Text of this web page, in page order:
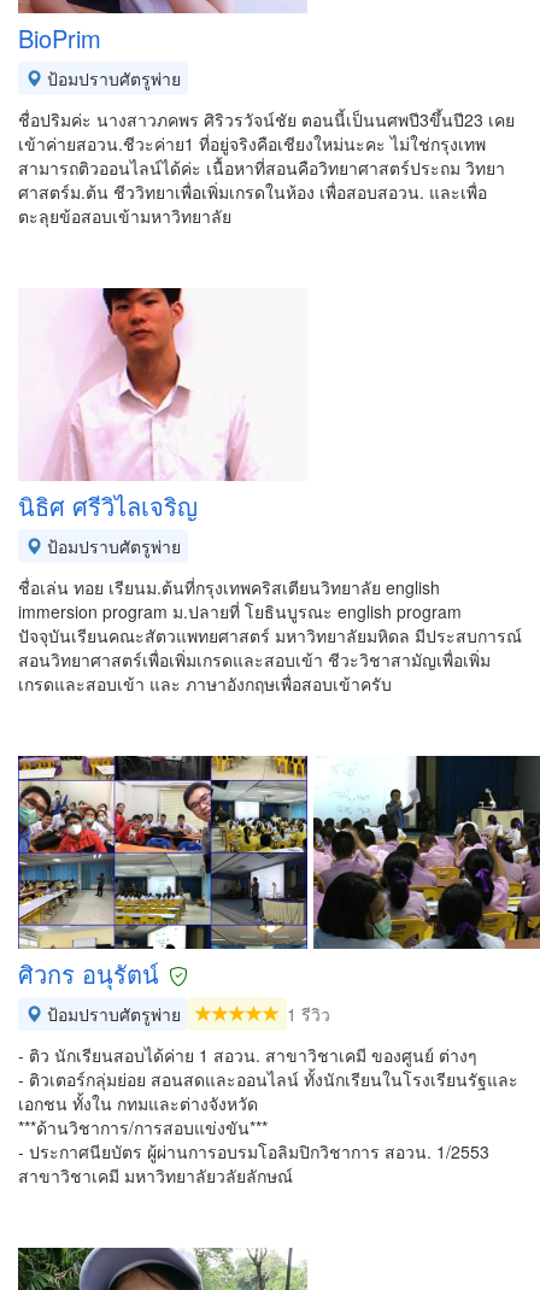
BioPrim
ป้อมปราบศัตรูพ่าย
ชื่อปริมค่ะ นางสาวภคพร ศิริวรวัจน์ชัย ตอนนี้เป็นนศพปี3ขึ้นปี23 เคย
เข้าค่ายสอวน.ชีวะค่าย1 ที่อยู่จริงคือเชียงใหม่นะคะ ไม่ใช่กรุงเทพ
สามารถติวออนไลน์ได้ค่ะ เนื้อหาที่สอนคือวิทยาศาสตร์ประถม วิทยา
ศาสตร์ม.ต้น ชีววิทยาเพื่อเพิ่มเกรดในห้อง เพื่อสอบสอวน. และเพื่อ
ตะลุยข้อสอบเข้ามหาวิทยาลัย
นิธิศ ศรีวิไลเจริญ
ป้อมปราบศัตรูพ่าย
ชื่อเล่น ทอย เรียนม.ต้นที่กรุงเทพคริสเตียนวิทยาลัย english
immersion program ม.ปลายที่ โยธินบูรณะ english program
ปัจจุบันเรียนคณะสัตวแพทยศาสตร์ มหาวิทยาลัยมหิดล มีประสบการณ์
สอนวิทยาศาสตร์เพื่อเพิ่มเกรดและสอบเข้า ชีวะวิชาสามัญเพื่อเพิ่ม
เกรดและสอบเข้า และ ภาษาอังกฤษเพื่อสอบเข้าครับ
ศิวกร อนุรัตน์
ป้อมปราบศัตรูพ่าย
1 รีวิว
- ติว นักเรียนสอบได้ค่าย 1 สอวน. สาขาวิชาเคมี ของศูนย์ ต่างๆ
- ติวเตอร์กลุ่มย่อย สอนสดและออนไลน์ ทั้งนักเรียนในโรงเรียนรัฐและ
เอกชน ทั้งใน กทมและต่างจังหวัด
***ด้านวิชาการ/การสอบแข่งขัน***
- ประกาศนียบัตร ผู้ผ่านการอบรมโอลิมปิกวิชาการ สอวน. 1/2553
สาขาวิชาเคมี มหาวิทยาลัยวลัยลักษณ์